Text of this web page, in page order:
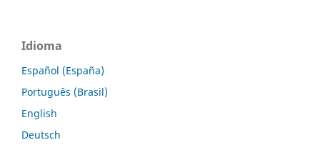
Idioma
Español (España)
Português (Brasil)
English
Deutsch